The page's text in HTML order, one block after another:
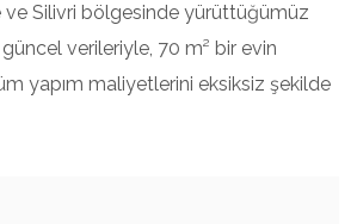
Silivri bölgesinde yürüttüğümüz
güncel verileriyle, 70 m² bir evin
yapım maliyetlerini eksiksiz şekilde